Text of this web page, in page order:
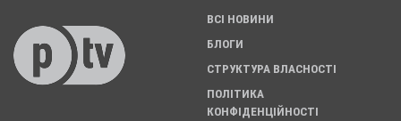
ВСІ НОВИНИ
БЛОГИ
СТРУКТУРА ВЛАСНОСТІ
ПОЛІТИКА
КОНФІДЕНЦІЙНОСТІ